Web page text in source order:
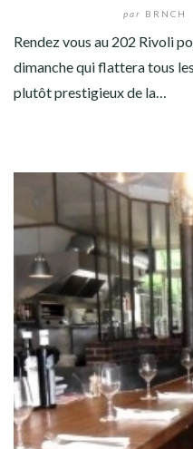
par BRNCH
Rendez vous au 202 Rivoli
dimanche qui flattera tous
plutôt prestigieux de la…